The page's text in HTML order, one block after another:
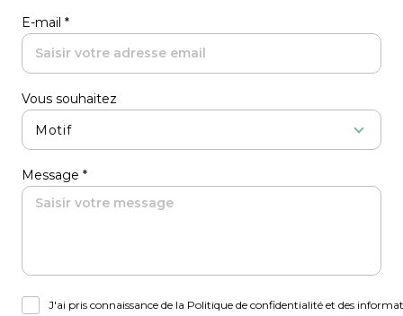
E-mail *
Vous souhaitez
Motif
Message *
J'ai pris connaissance de la Politique de confidentialité et des